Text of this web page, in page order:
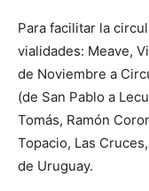
Para facilitar la
vialidades: Meave,
de Noviembre a
(de San Pablo a
Tomás, Ramón
Topacio, Las
de Uruguay.